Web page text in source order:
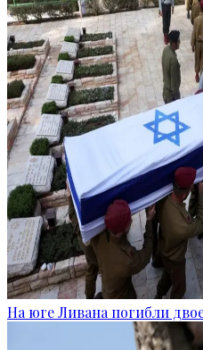
На юге Ливана погибли